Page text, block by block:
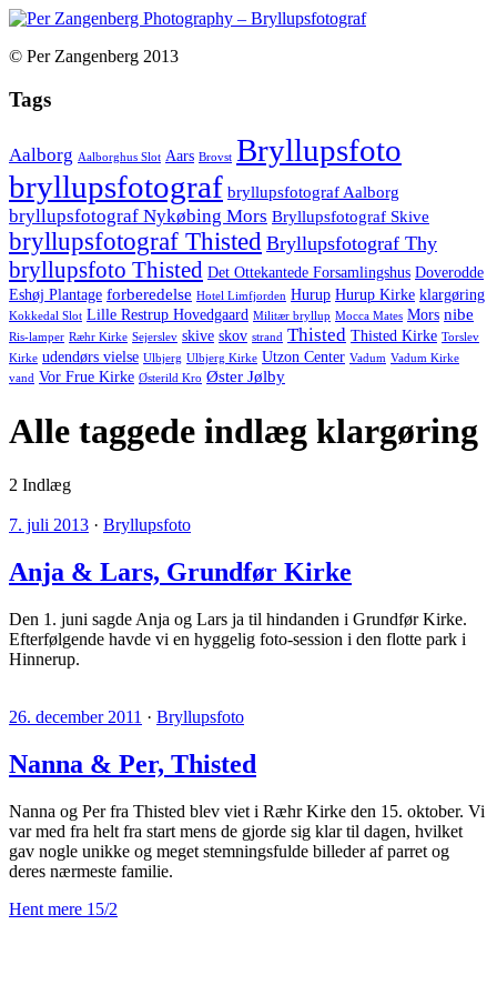
© Per Zangenberg 2013
Tags
Aalborg Aalborghus Slot Aars Brovst Bryllupsfoto
bryllupsfotograf bryllupsfotograf Aalborg
bryllupsfotograf Nykøbing Mors Bryllupsfotograf Skive
bryllupsfotograf Thisted Bryllupsfotograf Thy
bryllupsfoto Thisted Det Ottekantede Forsamlingshus Doverodde
Eshøj Plantage forberedelse Hotel Limfjorden Hurup Hurup Kirke klargøring
Kokkedal Slot Lille Restrup Hovedgaard Militær bryllup Mocca Mates Mors nibe
Ris-lamper Ræhr Kirke Sejerslev skive skov strand Thisted Thisted Kirke Torslev
Kirke udendørs vielse Ulbjerg Ulbjerg Kirke Utzon Center Vadum Vadum Kirke
vand Vor Frue Kirke Østerild Kro Øster Jølby
Alle taggede indlæg klargøring
2 Indlæg
7. juli 2013 · Bryllupsfoto
Anja & Lars, Grundfør Kirke
Den 1. juni sagde Anja og Lars ja til hindanden i Grundfør Kirke.
Efterfølgende havde vi en hyggelig foto-session i den flotte park i
Hinnerup.
26. december 2011 · Bryllupsfoto
Nanna & Per, Thisted
Nanna og Per fra Thisted blev viet i Ræhr Kirke den 15. oktober. Vi
var med fra helt fra start mens de gjorde sig klar til dagen, hvilket
gav nogle unikke og meget stemningsfulde billeder af parret og
deres nærmeste familie.
Hent mere 15/2